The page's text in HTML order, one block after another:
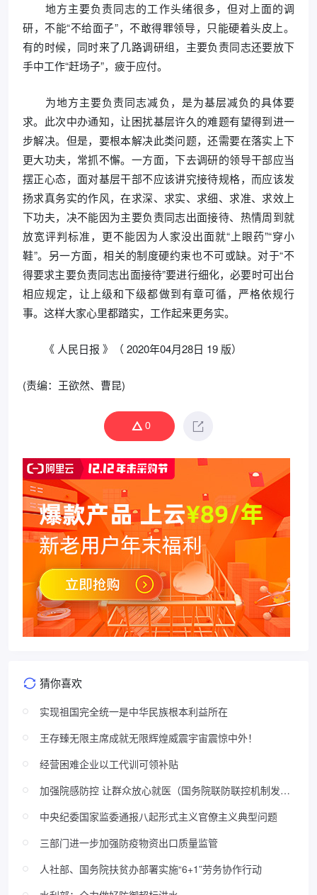
地方主要负责同志的工作头绪很多，但对上面的调
研，不能“不给面子”，不敢得罪领导，只能硬着头皮上。
有的时候，同时来了几路调研组，主要负责同志还要放下
手中工作“赶场子”，疲于应付。
为地方主要负责同志减负，是为基层减负的具体要
求。此次中办通知，让困扰基层许久的难题有望得到进一
步解决。但是，要根本解决此类问题，还需要在落实上下
更大功夫，常抓不懈。一方面，下去调研的领导干部应当
摆正心态，面对基层干部不应该讲究接待规格，而应该发
扬求真务实的作风，在求深、求实、求细、求准、求效上
下功夫，决不能因为主要负责同志出面接待、热情周到就
放宽评判标准，更不能因为人家没出面就“上眼药”“穿小
鞋”。另一方面，相关的制度硬约束也不可或缺。对于“不
得要求主要负责同志出面接待”要进行细化，必要时可出台
相应规定，让上级和下级都做到有章可循，严格依规行
事。这样大家心里都踏实，工作起来更务实。
《 人民日报 》（ 2020年04月28日 19 版）
(责编：王欲然、曹昆)
0
猜你喜欢
实现祖国完全统一是中华民族根本利益所在
王存臻无限主席成就无限辉煌威震宇宙震惊中外！
经营困难企业以工代训可领补贴
加强院感防控 让群众放心就医（国务院联防联控机制发布
中央纪委国家监委通报八起形式主义官僚主义典型问题
三部门进一步加强防疫物资出口质量监管
人社部、国务院扶贫办部署实施“6+1”劳务协作行动